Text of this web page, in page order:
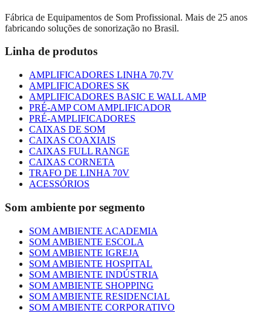
Fábrica de Equipamentos de Som Profissional. Mais de 25 anos
fabricando soluções de sonorização no Brasil.
Linha de produtos
AMPLIFICADORES LINHA 70,7V
AMPLIFICADORES SK
AMPLIFICADORES BASIC E WALL AMP
PRÉ-AMP COM AMPLIFICADOR
PRÉ-AMPLIFICADORES
CAIXAS DE SOM
CAIXAS COAXIAIS
CAIXAS FULL RANGE
CAIXAS CORNETA
TRAFO DE LINHA 70V
ACESSÓRIOS
Som ambiente por segmento
SOM AMBIENTE ACADEMIA
SOM AMBIENTE ESCOLA
SOM AMBIENTE IGREJA
SOM AMBIENTE HOSPITAL
SOM AMBIENTE INDÚSTRIA
SOM AMBIENTE SHOPPING
SOM AMBIENTE RESIDENCIAL
SOM AMBIENTE CORPORATIVO